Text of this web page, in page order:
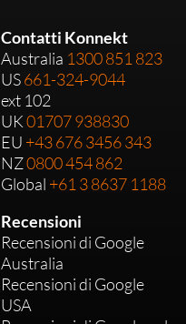
Contatti Konnekt
Australia 1300 851 823
US661-324-9044
ext 102
UK01707 938830
EU +43 676 3456 343
NZ0800 454 862
Global +61 3 8637 1188
Recensioni
Recensioni di Google
Australia
Recensioni di Google
USA